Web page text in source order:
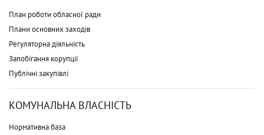
План роботи обласної ради
Плани основних заходів
Регуляторна діяльність
Запобігання корупції
Публічні закупівлі
КОМУНАЛЬНА ВЛАСНІСТЬ
Нормативна база